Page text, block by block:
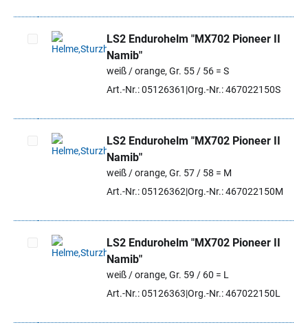
Artikel auswählen
LS2 Endurohelm "MX702 Pioneer II
Namib"
weiß / orange, Gr. 55 / 56 = S
Art.-Nr.: 05126361 Org.-Nr.: 467022150S
Artikel auswählen
LS2 Endurohelm "MX702 Pioneer II
Namib"
weiß / orange, Gr. 57 / 58 = M
Art.-Nr.: 05126362 Org.-Nr.: 467022150M
Artikel auswählen
LS2 Endurohelm "MX702 Pioneer II
Namib"
weiß / orange, Gr. 59 / 60 = L
Art.-Nr.: 05126363 Org.-Nr.: 467022150L